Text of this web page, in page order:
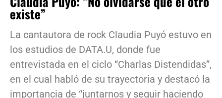
existe”
La cantautora de rock Claudia Puyó estuvo en
los estudios de DATA.U, donde fue
entrevistada en el ciclo “Charlas Distendidas”,
en el cual habló de su trayectoria y destacó la
importancia de “juntarnos y seguir haciendo